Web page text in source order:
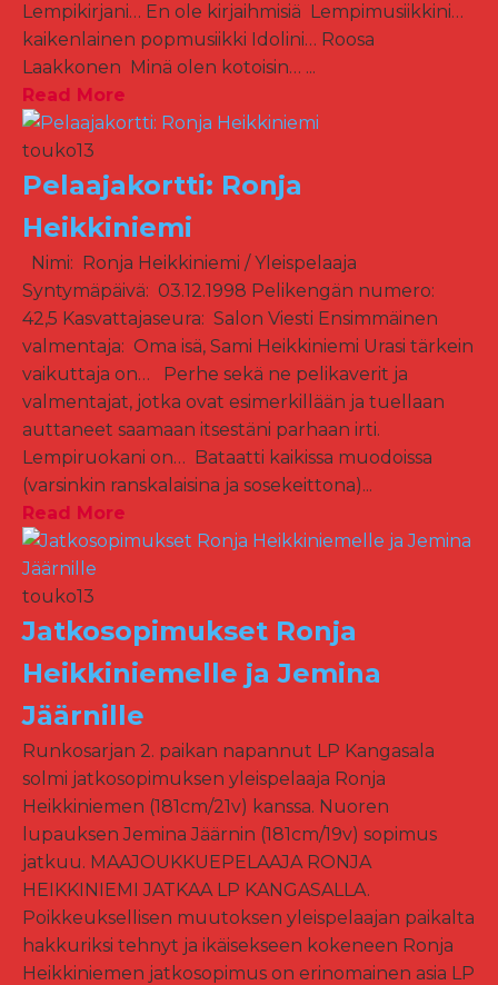
Lempikirjani… En ole kirjaihmisiä Lempimusiikkini…
kaikenlainen popmusiikki Idolini… Roosa
Laakkonen Minä olen kotoisin… ...
Read More
touko13
Pelaajakortti: Ronja
Heikkiniemi
Nimi: Ronja Heikkiniemi / Yleispelaaja
Syntymäpäivä: 03.12.1998 Pelikengän numero:
42,5 Kasvattajaseura: Salon Viesti Ensimmäinen
valmentaja: Oma isä, Sami Heikkiniemi Urasi tärkein
vaikuttaja on… Perhe sekä ne pelikaverit ja
valmentajat, jotka ovat esimerkillään ja tuellaan
auttaneet saamaan itsestäni parhaan irti.
Lempiruokani on… Bataatti kaikissa muodoissa
(varsinkin ranskalaisina ja sosekeittona)...
Read More
touko13
Jatkosopimukset Ronja
Heikkiniemelle ja Jemina
Jäärnille
Runkosarjan 2. paikan napannut LP Kangasala
solmi jatkosopimuksen yleispelaaja Ronja
Heikkiniemen (181cm/21v) kanssa. Nuoren
lupauksen Jemina Jäärnin (181cm/19v) sopimus
jatkuu. MAAJOUKKUEPELAAJA RONJA
HEIKKINIEMI JATKAA LP KANGASALLA.
Poikkeuksellisen muutoksen yleispelaajan paikalta
hakkuriksi tehnyt ja ikäisekseen kokeneen Ronja
Heikkiniemen jatkosopimus on erinomainen asia LP